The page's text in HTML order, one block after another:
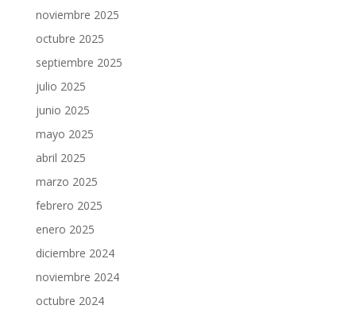
noviembre 2025
octubre 2025
septiembre 2025
julio 2025
junio 2025
mayo 2025
abril 2025
marzo 2025
febrero 2025
enero 2025
diciembre 2024
noviembre 2024
octubre 2024